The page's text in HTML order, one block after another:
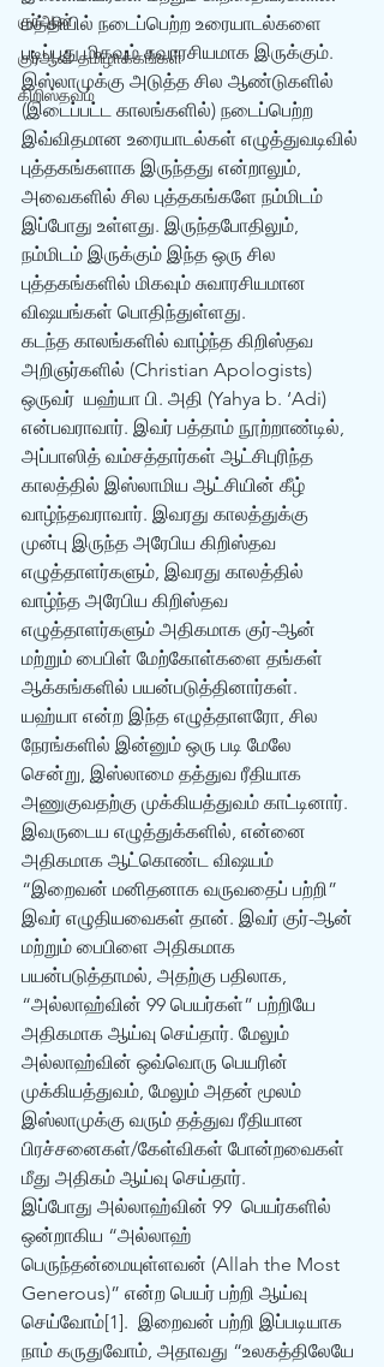
குர்‍ஆன்
குர்‍ஆன் தமிழாக்கங்கள்
கிறிஸ்தவம்
மத்தியில் நடைப்பெற்ற உரையாடல்களை
படிப்பது மிகவும் சுவாரசியமாக இருக்கும்.
இஸ்லாமுக்கு அடுத்த சில ஆண்டுகளில்
(இடைப்பட்ட காலங்களில்) நடைப்பெற்ற
இவ்விதமான உரையாடல்கள் எழுத்துவடிவில்
புத்தகங்களாக இருந்தது என்றாலும்,
அவைகளில் சில புத்தகங்களே நம்மிடம்
இப்போது உள்ளது. இருந்தபோதிலும்,
நம்மிடம் இருக்கும் இந்த ஒரு சில
புத்தகங்களில் மிகவும் சுவாரசியமான
விஷயங்கள் பொதிந்துள்ளது.
கடந்த காலங்களில் வாழ்ந்த கிறிஸ்தவ
அறிஞர்களில் (Christian Apologists)
ஒருவர்  யஹ்யா பி. அதி (Yahya b. ‘Adi)
என்பவராவார். இவர் பத்தாம் நூற்றாண்டில்,
அப்பாஸித் வம்சத்தார்கள் ஆட்சிபுரிந்த
காலத்தில் இஸ்லாமிய ஆட்சியின் கீழ்
வாழ்ந்தவராவார். இவரது காலத்துக்கு
முன்பு இருந்த அரேபிய கிறிஸ்தவ
எழுத்தாளர்களும், இவரது காலத்தில்
வாழ்ந்த அரேபிய கிறிஸ்தவ
எழுத்தாளர்களும் அதிகமாக குர்-ஆன்
மற்றும் பைபிள் மேற்கோள்களை தங்கள்
ஆக்கங்களில் பயன்படுத்தினார்கள்.
யஹ்யா என்ற இந்த எழுத்தாளரோ, சில
நேரங்களில் இன்னும் ஒரு படி மேலே
சென்று, இஸ்லாமை தத்துவ ரீதியாக
அணுகுவதற்கு முக்கியத்துவம் காட்டினார்.
இவருடைய எழுத்துக்களில், என்னை
அதிகமாக ஆட்கொண்ட விஷயம்
“இறைவன் மனிதனாக வருவதைப் பற்றி”
இவர் எழுதியவைகள் தான். இவர் குர்-ஆன்
மற்றும் பைபிளை அதிகமாக
பயன்படுத்தாமல், அதற்கு பதிலாக,
“அல்லாஹ்வின் 99 பெயர்கள்” பற்றியே
அதிகமாக ஆய்வு செய்தார். மேலும்
அல்லாஹ்வின் ஒவ்வொரு பெயரின்
முக்கியத்துவம், மேலும் அதன் மூலம்
இஸ்லாமுக்கு வரும் தத்துவ ரீதியான
பிரச்சனைகள்/கேள்விகள் போன்றவைகள்
மீது அதிகம் ஆய்வு செய்தார்.
இப்போது அல்லாஹ்வின் 99  பெயர்களில்
ஒன்றாகிய “அல்லாஹ்
பெருந்தன்மையுள்ளவன் (Allah the Most
Generous)” என்ற பெயர் பற்றி ஆய்வு
செய்வோம்[1].  இறைவன் பற்றி இப்படியாக
நாம் கருதுவோம், அதாவது “உலகத்திலேயே